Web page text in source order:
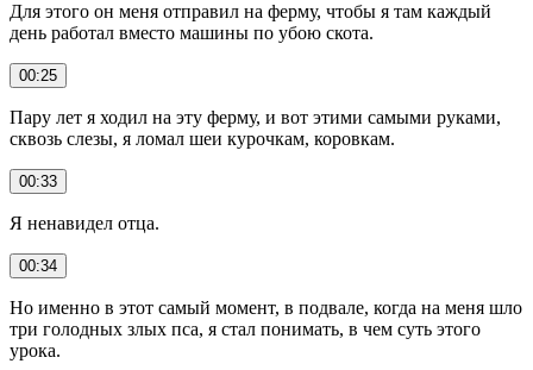
Для этого он меня отправил на ферму, чтобы я там каждый
день работал вместо машины по убою скота.
00:25
Пару лет я ходил на эту ферму, и вот этими самыми руками,
сквозь слезы, я ломал шеи курочкам, коровкам.
00:33
Я ненавидел отца.
00:34
Но именно в этот самый момент, в подвале, когда на меня шло
три голодных злых пса, я стал понимать, в чем суть этого
урока.